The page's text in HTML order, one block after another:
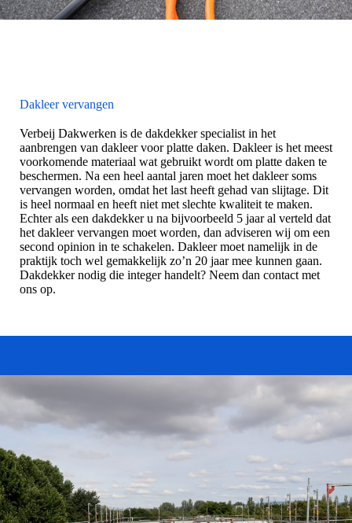
Dakleer vervangen
Verbeij Dakwerken is de dakdekker specialist in het
aanbrengen van dakleer voor platte daken. Dakleer is het meest
voorkomende materiaal wat gebruikt wordt om platte daken te
beschermen. Na een heel aantal jaren moet het dakleer soms
vervangen worden, omdat het last heeft gehad van slijtage. Dit
is heel normaal en heeft niet met slechte kwaliteit te maken.
Echter als een dakdekker u na bijvoorbeeld 5 jaar al verteld dat
het dakleer vervangen moet worden, dan adviseren wij om een
second opinion in te schakelen. Dakleer moet namelijk in de
praktijk toch wel gemakkelijk zo’n 20 jaar mee kunnen gaan.
Dakdekker nodig die integer handelt? Neem dan contact met
ons op.